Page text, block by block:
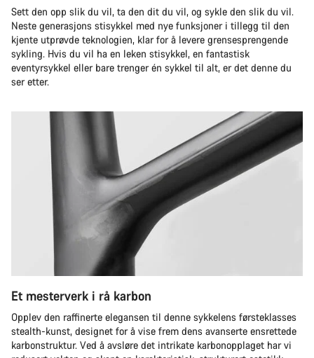
Sett den opp slik du vil, ta den dit du vil, og sykle den slik du vil.
Neste generasjons stisykkel med nye funksjoner i tillegg til den
kjente utprøvde teknologien, klar for å levere grensesprengende
sykling. Hvis du vil ha en leken stisykkel, en fantastisk
eventyrsykkel eller bare trenger én sykkel til alt, er det denne du
ser etter.
Et mesterverk i rå karbon
Opplev den raffinerte elegansen til denne sykkelens førsteklasses
stealth-kunst, designet for å vise frem dens avanserte ensrettede
karbonstruktur. Ved å avsløre det intrikate karbonopplaget har vi